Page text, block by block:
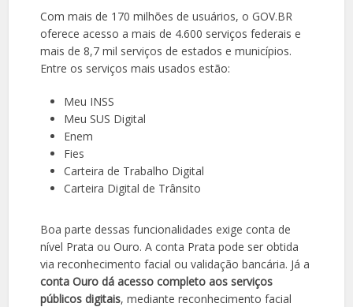
Com mais de 170 milhões de usuários, o GOV.BR
oferece acesso a mais de 4.600 serviços federais e
mais de 8,7 mil serviços de estados e municípios.
Entre os serviços mais usados estão:
Meu INSS
Meu SUS Digital
Enem
Fies
Carteira de Trabalho Digital
Carteira Digital de Trânsito
Boa parte dessas funcionalidades exige conta de
nível Prata ou Ouro. A conta Prata pode ser obtida
via reconhecimento facial ou validação bancária. Já a
conta Ouro dá acesso completo aos serviços
públicos digitais, mediante reconhecimento facial